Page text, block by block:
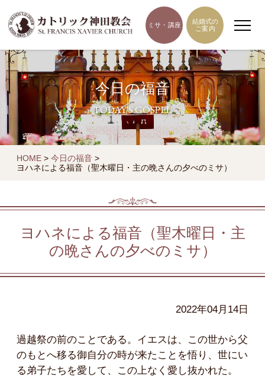
ミサ・講座
結婚式の
ご案内
今日の福音
TODAY'S GOSPEL
HOME > 今日の福音 >
ヨハネによる福音（聖木曜日・主の晩さんの夕べのミサ）
ヨハネによる福音（聖木曜日・主
の晩さんの夕べのミサ）
2022年04月14日
過越祭の前のことである。イエスは、この世から父
のもとへ移る御自分の時が来たことを悟り、世にい
る弟子たちを愛して、この上なく愛し抜かれた。